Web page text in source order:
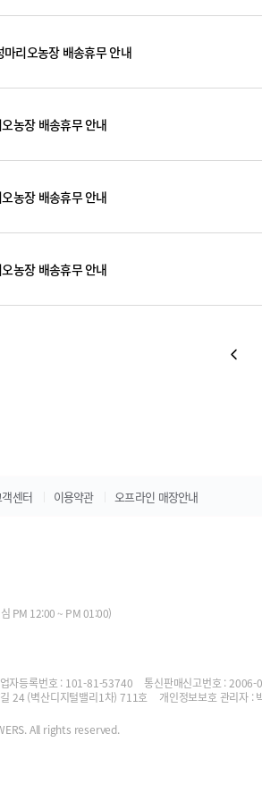
리오농장 배송휴무 안내
농장 배송휴무 안내
농장 배송휴무 안내
농장 배송휴무 안내
센터 이용약관 오프라인 매장안내
PM 12:00 ~ PM 01:00)
자등록번호 : 101-81-53740 통신판매신고번호 : 2006-
24 (벽산디지털밸리1차) 711호
개인정보보호 관리자 :
All rights reserved.